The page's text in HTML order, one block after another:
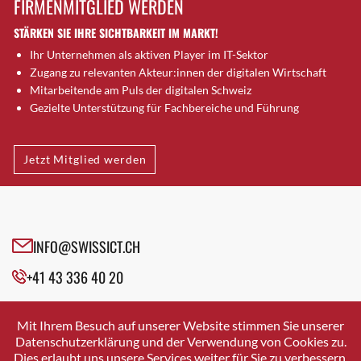
Brugg AG
Brütten
Bubendorf
Bubikon
Buchs (SG)
Bäretswil
Bülach
Cazis
Crissier
Davos Platz
Dierikon
Dietikon
FIRMENMITGLIED WERDEN
STÄRKEN SIE IHRE SICHTBARKEIT IM MARKT!
Ihr Unternehmen als aktiven Player im IT-Sektor
Zugang zu relevanten Akteur:innen der digitalen Wirtschaft
Mitarbeitende am Puls der digitalen Schweiz
Gezielte Unterstützung für Fachbereiche und Führung
Jetzt Mitglied werden
INFO@SWISSICT.CH
+41 43 336 40 20
SWISSICT
VULKANSTRASSE 120
8048 ZURICH
Mit Ihrem Besuch auf unserer Website stimmen Sie unserer
Datenschutzerklärung und der Verwendung von Cookies zu.
Dies erlaubt uns unsere Services weiter für Sie zu verbessern.